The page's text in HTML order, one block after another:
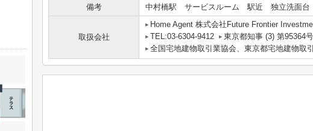
備考
中村橋駅 サービスルーム 駅近 独立洗面台
取扱会社
Home Agent 株式会社Future Frontier
TEL:03-6304-9412
東京都知事 (3) 第95364号
全国宅地建物取引業協会、東京都宅地建物取